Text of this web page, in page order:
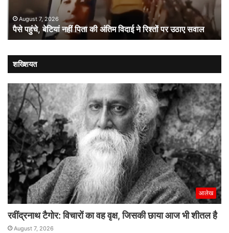
रिश्तों
पर
सवाल
August 7, 2026
पैसे पहुंचे, बेटियां नहीं पिता की अंतिम विदाई ने रिश्तों पर उठाए सवाल
पर
शख्शियत
आलेख
रवींद्रनाथ टैगोर: विचारों का वह वृक्ष, जिसकी छाया आज भी शीतल है
August 7, 2026